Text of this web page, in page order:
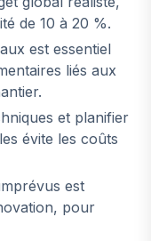
de 10 à 20 %.
est essentiel
liés aux
et planifier
évite les coûts
est
pour